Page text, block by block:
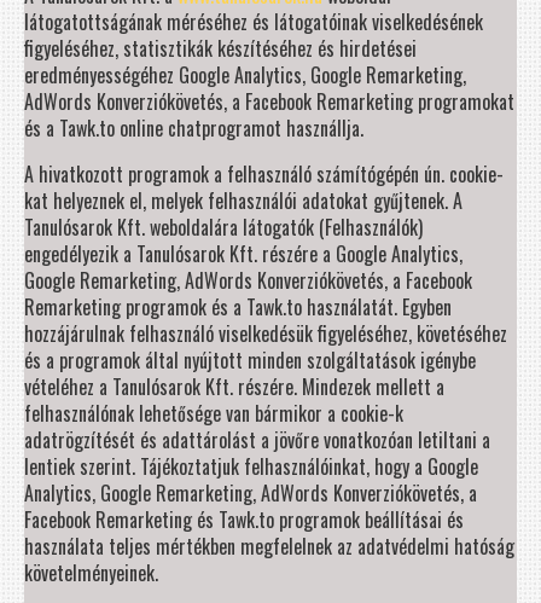
látogatottságának méréséhez és látogatóinak viselkedésének
figyeléséhez, statisztikák készítéséhez és hirdetései
eredményességéhez Google Analytics, Google Remarketing,
AdWords Konverziókövetés, a Facebook Remarketing programokat
és a Tawk.to online chatprogramot használlja.
A hivatkozott programok a felhasználó számítógépén ún. cookie-
kat helyeznek el, melyek felhasználói adatokat gyűjtenek. A
Tanulósarok Kft. weboldalára látogatók (Felhasználók)
engedélyezik a Tanulósarok Kft. részére a Google Analytics,
Google Remarketing, AdWords Konverziókövetés, a Facebook
Remarketing programok és a Tawk.to használatát. Egyben
hozzájárulnak felhasználó viselkedésük figyeléséhez, követéséhez
és a programok által nyújtott minden szolgáltatások igénybe
vételéhez a Tanulósarok Kft. részére. Mindezek mellett a
felhasználónak lehetősége van bármikor a cookie-k
adatrögzítését és adattárolást a jövőre vonatkozóan letiltani a
lentiek szerint. Tájékoztatjuk felhasználóinkat, hogy a Google
Analytics, Google Remarketing, AdWords Konverziókövetés, a
Facebook Remarketing és Tawk.to programok beállításai és
használata teljes mértékben megfelelnek az adatvédelmi hatóság
követelményeinek.